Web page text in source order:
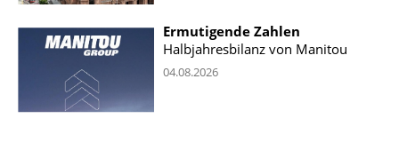
Ermutigende Zahlen
Halbjahresbilanz von Manitou
04.08.2026